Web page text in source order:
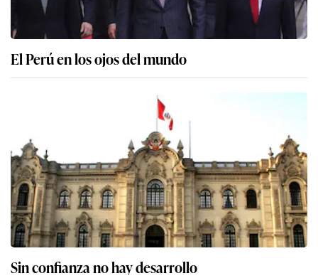
El Perú en los ojos del mundo
Sin confianza no hay desarrollo